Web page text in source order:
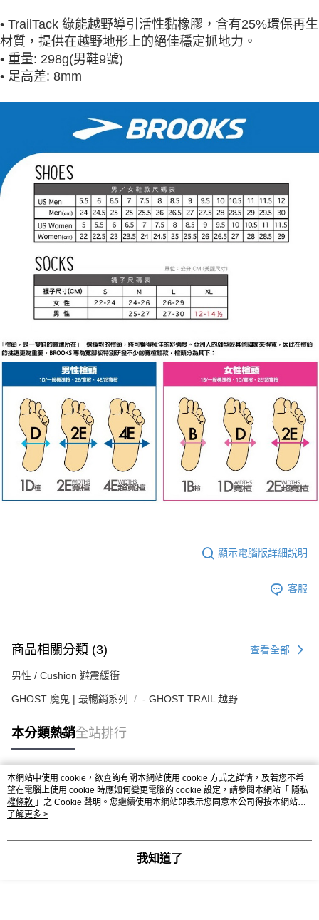
• TrailTack 綠能越野導引活性黏橡膠，含有25%環保再生
材質，提供在越野地形上的絕佳穩定抓地力。
• 重量: 298g(男鞋9號)
• 足高差: 8mm
顯示電腦版詳細說明
客服
商品相關分類 (3) 查看全部
男性 / Cushion 避震緩衝
GHOST 魔鬼 | 最暢銷系列 - GHOST TRAIL 越野
本分類熱銷全站排行
熱門標籤
本網站中使用 cookie，欲查詢有關本網站使用 cookie 方式之詳情，及若您不希
望在電腦上使用 cookie 時應如何變更電腦的 cookie 設定，請參閱本網站「 隱私
權條款 」之 Cookie 聲明。您繼續使用本網站即表示您同意本公司得按本網站使
用條款之 Cookie 聲明使用 cookie。
了解更多 >
我知道了